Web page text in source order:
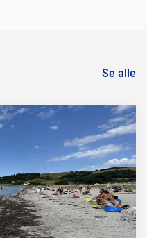
Se alle